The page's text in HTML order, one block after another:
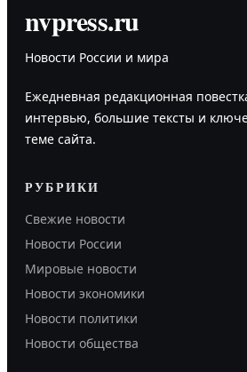
nvpress.ru
Новости России и мира
Ежедневная редакционная
интервью, большие тексты и
теме сайта.
РУБРИКИ
Свежие новости
Новости России
Мировые новости
Новости экономики
Новости политики
Новости общества